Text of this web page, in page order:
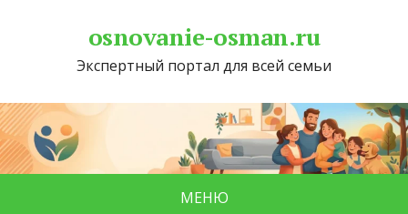
osnovanie-osman.ru
Экспертный портал для всей семьи
МЕНЮ